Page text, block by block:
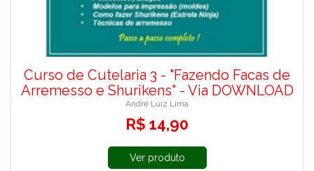
Curso de Cutelaria 3 - "Fazendo Facas de
Arremesso e Shurikens" - Via DOWNLOAD
André Luiz Lima
R$ 14,90
Ver produto